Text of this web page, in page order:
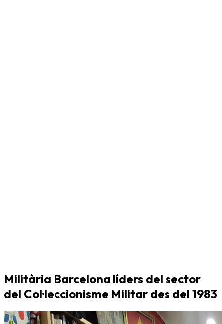
Militària Barcelona líders del sector
del Col·leccionisme Militar des del 1983